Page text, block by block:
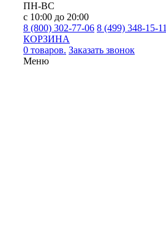
ПН-ВС
с 10:00 до 20:00
8 (800) 302-77-06 8 (499) 348-15-11
КОРЗИНА
0 товаров. Заказать звонок
Меню